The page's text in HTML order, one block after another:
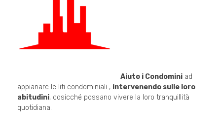
Aiuto i Condominiad
appianare le liti condominiali , intervenendo sulle loro
abitudini, cosicché possano vivere la loro tranquillità
quotidiana.